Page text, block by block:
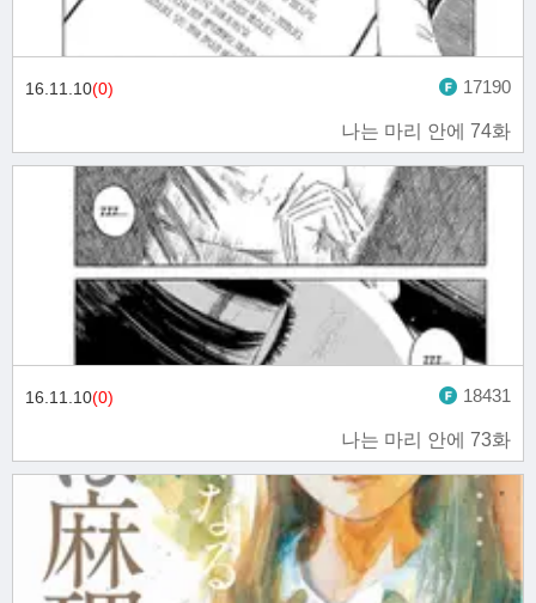
나는 마리 안에 74화
16.11.10(0) 17190
나는 마리 안에 73화
16.11.10(0) 18431